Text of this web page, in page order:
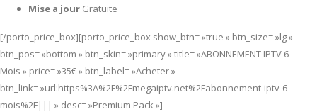
Mise a jour Gratuite
[/porto_price_box][porto_price_box show_btn= »true » btn_size= »lg »
btn_pos= »bottom » btn_skin= »primary » title= »ABONNEMENT IPTV 6
Mois » price= »35€ » btn_label= »Acheter »
btn_link= »url:https%3A%2F%2Fmegaiptv.net%2Fabonnement-iptv-6-
mois%2F||| » desc= »Premium Pack »]